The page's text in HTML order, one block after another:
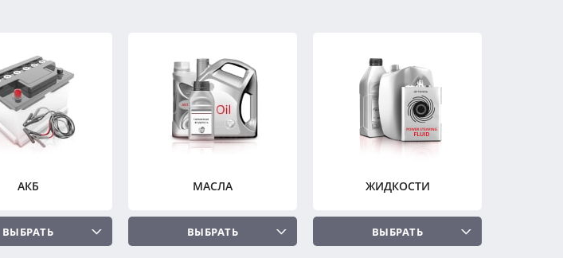
АКБ
ВЫБРАТЬ
МАСЛА
ВЫБРАТЬ
ЖИДКОСТИ
ВЫБРАТЬ